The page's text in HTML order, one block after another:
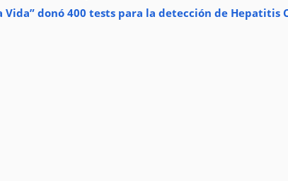
Vida” donó 400 tests para la detección de Hepatitis